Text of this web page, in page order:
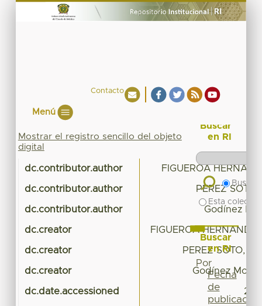
Contacto
Menú
Mostrar el registro sencillo del objeto
digital
dc.contributor.author FIGUEROA
dc.contributor.author PEREZ
dc.contributor.author Godínez
dc.creator FIGUEROA
dc.creator PEREZ SOTO,
dc.creator Godínez
dc.date.accessioned
Buscar
en RI
Buscar
Esta
Buscar
en RI
Por
Fecha
de
publicación